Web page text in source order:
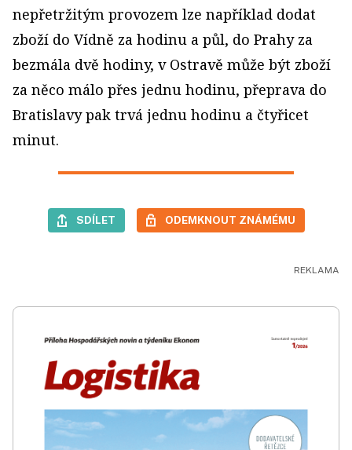
nepřetržitým provozem lze například dodat
zboží do Vídně za hodinu a půl, do Prahy za
bezmála dvě hodiny, v Ostravě může být zboží
za něco málo přes jednu hodinu, přeprava do
Bratislavy pak trvá jednu hodinu a čtyřicet
minut.
SDÍLET ODEMKNOUT ZNÁMÉMU